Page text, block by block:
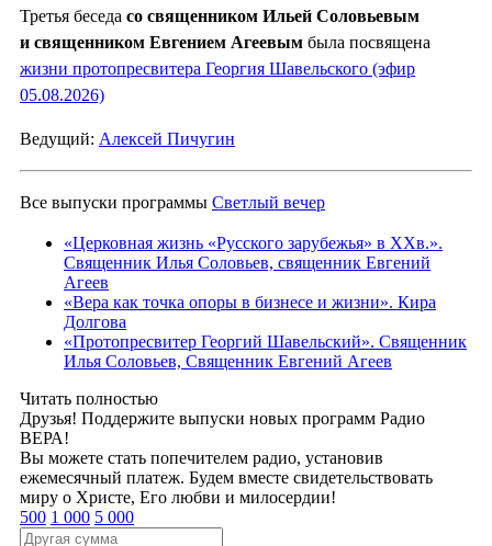
Третья беседа со священником Ильей Соловьевым
и священником Евгением Агеевым была посвящена
жизни протопресвитера Георгия Шавельского (эфир
05.08.2026)
Ведущий: Алексей Пичугин
Все выпуски программы Светлый вечер
«Церковная жизнь «Русского зарубежья» в ХХв.».
Священник Илья Соловьев, священник Евгений
Агеев
«Вера как точка опоры в бизнесе и жизни». Кира
Долгова
«Протопресвитер Георгий Шавельский». Священник
Илья Соловьев, Священник Евгений Агеев
Читать полностью
Друзья! Поддержите выпуски новых программ Радио
ВЕРА!
Вы можете стать попечителем радио, установив
ежемесячный платеж. Будем вместе свидетельствовать
миру о Христе, Его любви и милосердии!
500 1 000 5 000